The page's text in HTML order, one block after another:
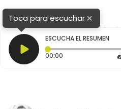
Toca para escuchar×
ESCUCHA EL RESUMEN
00:00 Tiempo